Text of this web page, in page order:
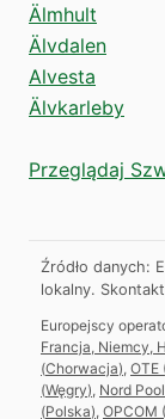
Älmhult
Älvdalen
Alvesta
Älvkarleby
Przeglądaj
Źródło danych:
lokalny.
Europejscy
Francja, Niemcy,
(Chorwacja) OTE
(Węgry) Nord
(Polska) OPCOM (